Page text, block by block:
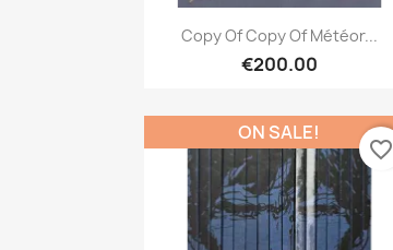
Quick view
Copy Of Copy Of Météor...
€200.00
ON SALE!
favorite_border